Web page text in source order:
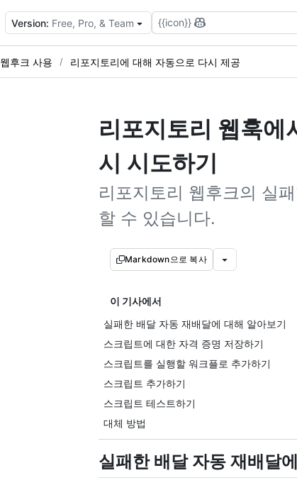
Version: Free, Pro, & Team {{icon}}
웹후크 사용 리포지토리에 대해 자동으로 다시 제공
리포지토리 웹훅에
시 시도하기
리포지토리 웹후크의 실
할 수 있습니다.
Markdown으로 복사
이 기사에서
실패한 배달 자동 재배달에 대해 알아보기
스크립트에 대한 자격 증명 저장하기
스크립트를 실행할 워크플로 추가하기
스크립트 추가하기
스크립트 테스트하기
대체 방법
실패한 배달 자동 재배달